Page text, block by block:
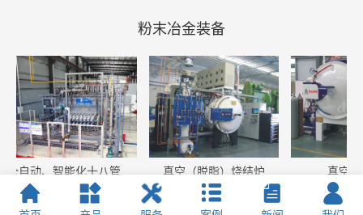
粉末冶金装备
全自动、智能化十八管还原炉 真空（脱脂）烧结炉 真空脱